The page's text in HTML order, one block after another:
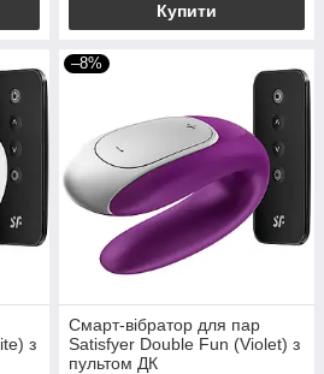
Купити
з
–8%
Смарт-вібратор для пар
Satisfyer Double Fun (Violet) з
пультом ДК